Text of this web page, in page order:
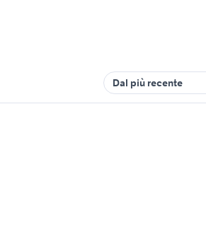
Dal più recente